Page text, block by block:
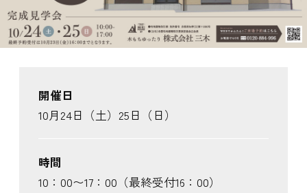
開催日
10月24日（土）25日（日）
時間
10：00〜17：00（最終受付16：00）